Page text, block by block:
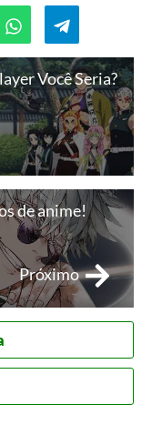
Você Seria?
de anime!
Próximo